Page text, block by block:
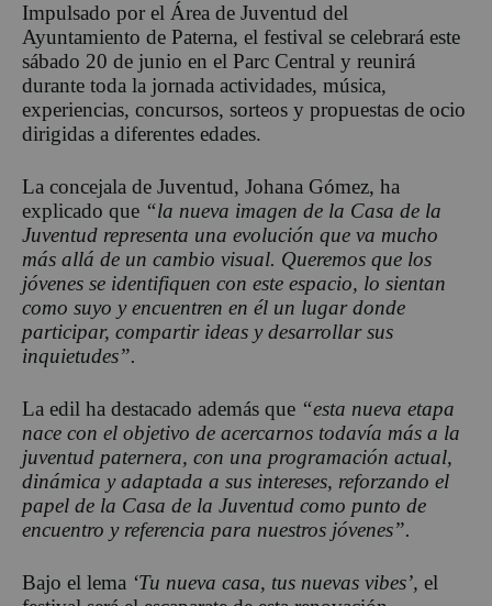
Impulsado por el Área de Juventud del
Ayuntamiento de Paterna, el festival se celebrará este
sábado 20 de junio en el Parc Central y reunirá
durante toda la jornada actividades, música,
experiencias, concursos, sorteos y propuestas de ocio
dirigidas a diferentes edades.
La concejala de Juventud, Johana Gómez, ha
explicado que “la nueva imagen de la Casa de la
Juventud representa una evolución que va mucho
más allá de un cambio visual. Queremos que los
jóvenes se identifiquen con este espacio, lo sientan
como suyo y encuentren en él un lugar donde
participar, compartir ideas y desarrollar sus
inquietudes”.
La edil ha destacado además que “esta nueva etapa
nace con el objetivo de acercarnos todavía más a la
juventud paternera, con una programación actual,
dinámica y adaptada a sus intereses, reforzando el
papel de la Casa de la Juventud como punto de
encuentro y referencia para nuestros jóvenes”.
Bajo el lema ‘Tu nueva casa, tus nuevas vibes’, el